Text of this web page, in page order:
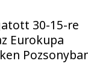
30-15-re
Eurokupa